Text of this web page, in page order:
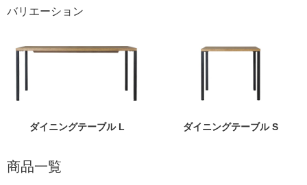
バリエーション
ダイニングテーブル L ダイニングテーブル S
商品一覧